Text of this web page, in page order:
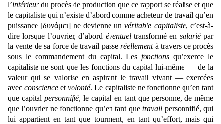
l’intérieurdu procès de production que ce rapport se réalise et que
le capitaliste qui n’existe d’abord comme acheteur de travail qu’en
puissance [δυνάμει] ne devienne unvéritable capitaliste, c’est-à-
dire lorsque l’ouvrier, d’abord éventueltransformé en salariépar
la vente de sa force de travail passeréellementà travers ce procès
sous le commandement du capital. Lesfonctions qu’exerce le
capitaliste ne sont que les fonctions du capital lui-même — de la
valeur qui se valorise en aspirant le travail vivant — exercées
avecconscience etvolonté. Le capitaliste ne fonctionne qu’en tant
que capitalpersonnifié, le capital en tant que personne, de même
que l’ouvrier ne fonctionne qu’en tant quetravail personnifié, qui
lui appartient en tant que tourment, en tant qu’effort, mais qui